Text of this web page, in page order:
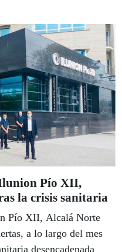
Pío XII,
la crisis sanitaria
Pío XII, Alcalá Norte
a lo largo del mes
desencadenada